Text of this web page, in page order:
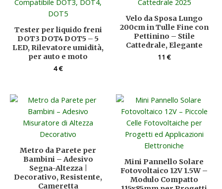
Tester per liquido freni
DOT3 DOT4 DOT5 – 5
LED, Rilevatore umidità,
per auto e moto
4€
Velo da Sposa Lungo
200cm in Tulle Fine con
Pettinino – Stile
Cattedrale, Elegante
11€
Metro da Parete per
Bambini – Adesivo
Segna-Altezza |
Decorativo, Resistente,
Cameretta
Mini Pannello Solare
Fotovoltaico 12V 1.5W –
Modulo Compatto